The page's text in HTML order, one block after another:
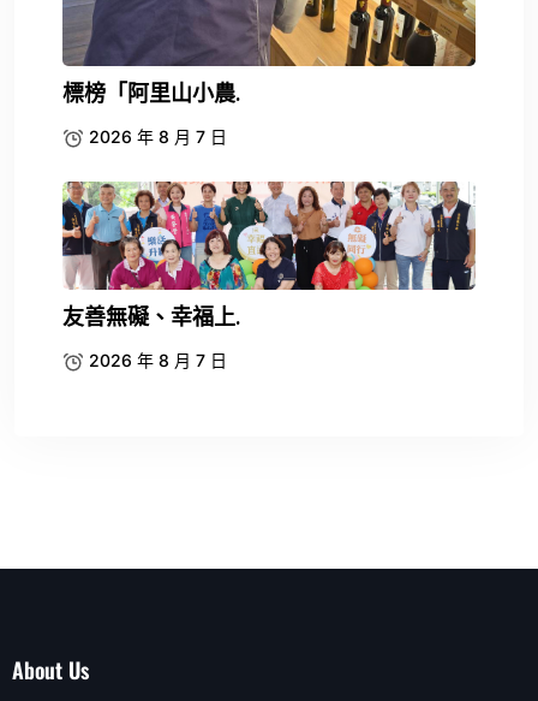
標榜「阿里山小農.
2026 年 8 月 7 日
友善無礙、幸福上.
2026 年 8 月 7 日
About Us